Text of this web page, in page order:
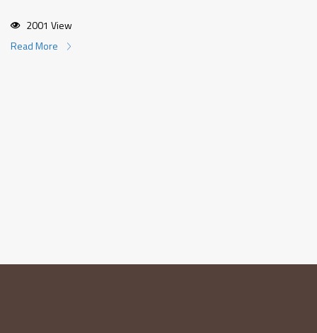
2001 View
Read More